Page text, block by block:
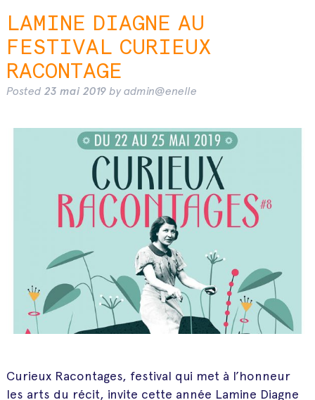
LAMINE DIAGNE AU
FESTIVAL CURIEUX
RACONTAGE
Posted 23 mai 2019 by admin@enelle
Curieux Racontages, festival qui met à l’honneur
les arts du récit, invite cette année Lamine Diagne